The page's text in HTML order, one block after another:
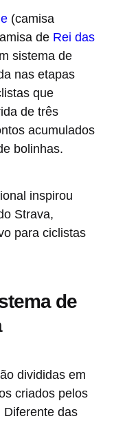
(camisa
de Rei das
sistema de
nas etapas
que
de três
acumulados
bolinhas.
inspirou
Strava,
para ciclistas
de
divididas em
criados pelos
Diferente das